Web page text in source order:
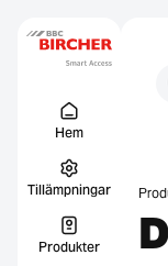
Hem
Tillämpningar
Produkter